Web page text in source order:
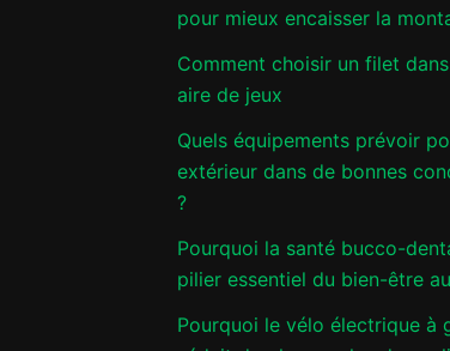
pour mieux encaisser la
Comment choisir un filet
aire de jeux
Quels équipements prévoir
extérieur dans de bonnes
?
Pourquoi la santé bucco-
pilier essentiel du bien-être
Pourquoi le vélo électrique à